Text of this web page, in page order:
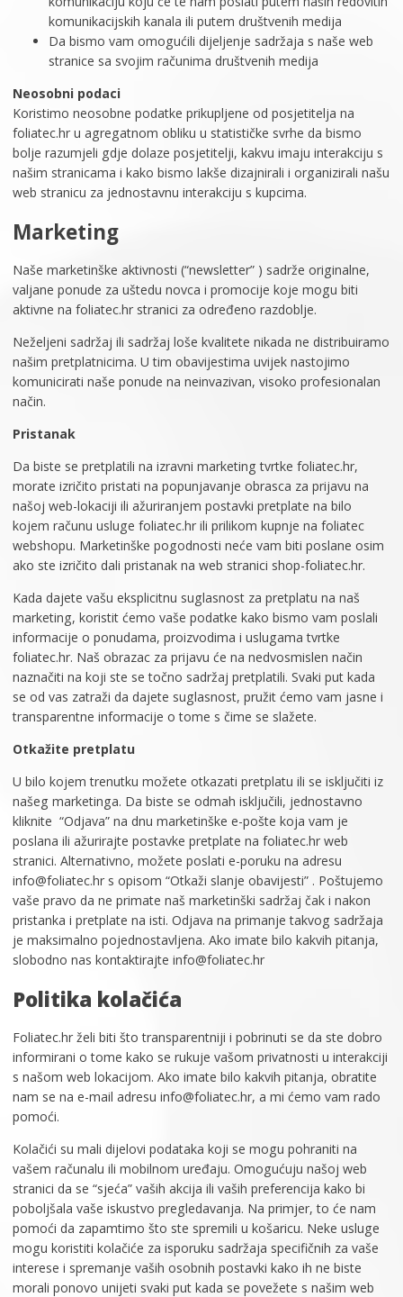
komunikacijskih kanala ili putem društvenih medija
Da bismo vam omogućili dijeljenje sadržaja s naše web
stranice sa svojim računima društvenih medija
Neosobni podaci
Koristimo neosobne podatke prikupljene od posjetitelja na
foliatec.hr u agregatnom obliku u statističke svrhe da bismo
bolje razumjeli gdje dolaze posjetitelji, kakvu imaju interakciju s
našim stranicama i kako bismo lakše dizajnirali i organizirali našu
web stranicu za jednostavnu interakciju s kupcima.
Marketing
Naše marketinške aktivnosti (“newsletter” ) sadrže originalne,
valjane ponude za uštedu novca i promocije koje mogu biti
aktivne na foliatec.hr stranici za određeno razdoblje.
Neželjeni sadržaj ili sadržaj loše kvalitete nikada ne distribuiramo
našim pretplatnicima. U tim obavijestima uvijek nastojimo
komunicirati naše ponude na neinvazivan, visoko profesionalan
način.
Pristanak
Da biste se pretplatili na izravni marketing tvrtke foliatec.hr,
morate izričito pristati na popunjavanje obrasca za prijavu na
našoj web-lokaciji ili ažuriranjem postavki pretplate na bilo
kojem računu usluge foliatec.hr ili prilikom kupnje na foliatec
webshopu. Marketinške pogodnosti neće vam biti poslane osim
ako ste izričito dali pristanak na web stranici shop-foliatec.hr.
Kada dajete vašu eksplicitnu suglasnost za pretplatu na naš
marketing, koristit ćemo vaše podatke kako bismo vam poslali
informacije o ponudama, proizvodima i uslugama tvrtke
foliatec.hr. Naš obrazac za prijavu će na nedvosmislen način
naznačiti na koji ste se točno sadržaj pretplatili. Svaki put kada
se od vas zatraži da dajete suglasnost, pružit ćemo vam jasne i
transparentne informacije o tome s čime se slažete.
Otkažite pretplatu
U bilo kojem trenutku možete otkazati pretplatu ili se isključiti iz
našeg marketinga. Da biste se odmah isključili, jednostavno
kliknite “Odjava” na dnu marketinške e-pošte koja vam je
poslana ili ažurirajte postavke pretplate na foliatec.hr web
stranici. Alternativno, možete poslati e-poruku na adresu
info@foliatec.hr s opisom “Otkaži slanje obavijesti” . Poštujemo
vaše pravo da ne primate naš marketinški sadržaj čak i nakon
pristanka i pretplate na isti. Odjava na primanje takvog sadržaja
je maksimalno pojednostavljena. Ako imate bilo kakvih pitanja,
slobodno nas kontaktirajte info@foliatec.hr
Politika kolačića
Foliatec.hr želi biti što transparentniji i pobrinuti se da ste dobro
informirani o tome kako se rukuje vašom privatnosti u interakciji
s našom web lokacijom. Ako imate bilo kakvih pitanja, obratite
nam se na e-mail adresu info@foliatec.hr, a mi ćemo vam rado
pomoći.
Kolačići su mali dijelovi podataka koji se mogu pohraniti na
vašem računalu ili mobilnom uređaju. Omogućuju našoj web
stranici da se “sjeća” vaših akcija ili vaših preferencija kako bi
poboljšala vaše iskustvo pregledavanja. Na primjer, to će nam
pomoći da zapamtimo što ste spremili u košaricu. Neke usluge
mogu koristiti kolačiće za isporuku sadržaja specifičnih za vaše
interese i spremanje vaših osobnih postavki kako ih ne biste
morali ponovo unijeti svaki put kada se povežete s našim web